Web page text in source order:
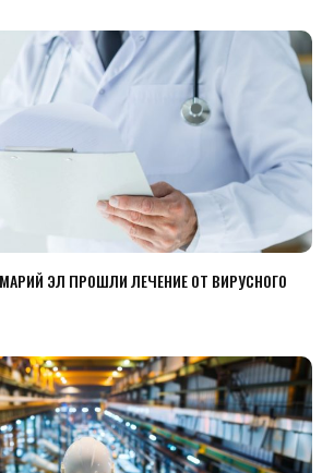
ЭЛ ПРОШЛИ ЛЕЧЕНИЕ ОТ ВИРУСНОГО